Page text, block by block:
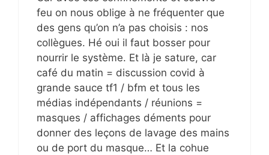
feu on nous oblige à ne fréquenter que
des gens qu’on n’a pas choisis : nos
collègues. Hé oui il faut bosser pour
nourrir le système. Et là je sature, car
café du matin = discussion covid à
grande sauce tf1 / bfm et tous les
médias indépendants / réunions =
masques / affichages déments pour
donner des leçons de lavage des mains
ou de port du masque… Et la cohue